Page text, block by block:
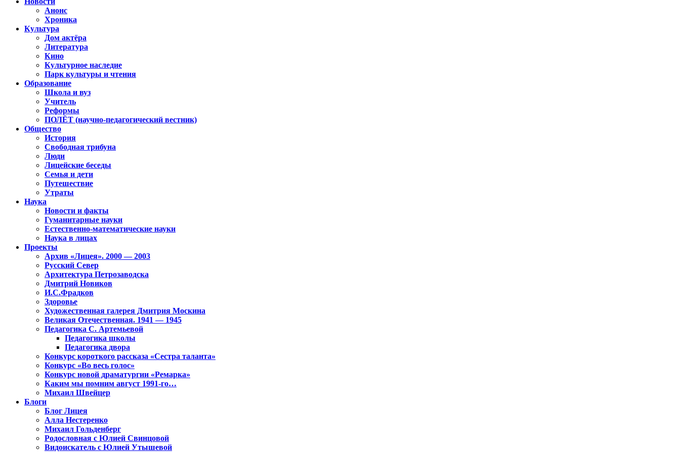
Анонс
Хроника
Культура
Дом актёра
Литература
Кино
Культурное наследие
Парк культуры и чтения
Образование
Школа и вуз
Учитель
Реформы
ПОЛЁТ (научно-педагогический вестник)
Общество
История
Свободная трибуна
Люди
Лицейские беседы
Семья и дети
Путешествие
Утраты
Наука
Новости и факты
Гуманитарные науки
Естественно-математические науки
Наука в лицах
Проекты
Архив «Лицея». 2000 — 2003
Русский Север
Архитектура Петрозаводска
Дмитрий Новиков
И.С.Фрадков
Здоровье
Художественная галерея Дмитрия Москина
Великая Отечественная. 1941 — 1945
Педагогика С. Артемьевой
Педагогика школы
Педагогика двора
Конкурс короткого рассказа «Сестра таланта»
Конкурс «Во весь голос»
Конкурс новой драматургии «Ремарка»
Каким мы помним август 1991-го…
Михаил Швейцер
Блоги
Блог Лицея
Алла Нестеренко
Михаил Гольденберг
Родословная с Юлией Свинцовой
Видоискатель с Юлией Утышевой